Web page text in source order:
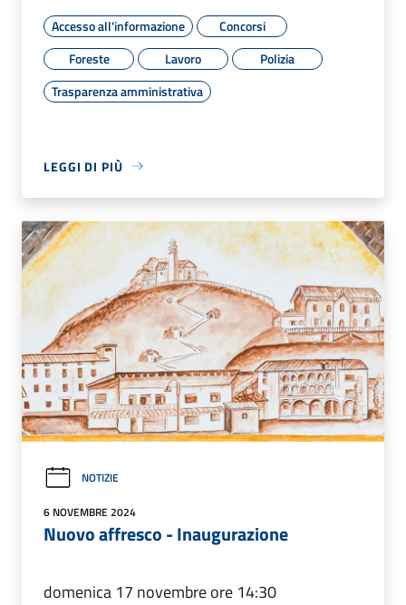
Accesso all'informazione
Concorsi
Foreste
Lavoro
Polizia
Trasparenza amministrativa
LEGGI DI PIÙ
NOTIZIE
6 NOVEMBRE 2024
Nuovo affresco - Inaugurazione
domenica 17 novembre ore 14:30